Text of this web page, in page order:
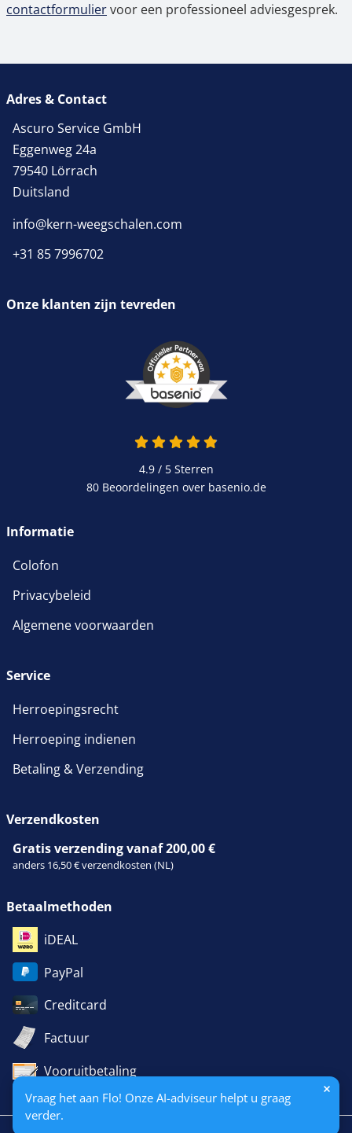
contactformuliervoor een professioneel adviesgesprek.
Vraag het aan Flo! Onze AI-adviseur helpt u graag
verder.
Adres & Contact
Ascuro Service GmbH
Eggenweg 24a
79540 Lörrach
Duitsland
info@kern-weegschalen.com
+31 85 7996702
Onze klanten zijn tevreden
4.9 van 5
4.9 / 5Sterren
80 Beoordelingen over basenio.de
Informatie
Colofon
Privacybeleid
Algemene voorwaarden
Service
Herroepingsrecht
Herroeping indienen
Betaling & Verzending
Verzendkosten
Gratis verzending vanaf 200,00 €
anders 16,50 € verzendkosten (NL)
Betaalmethoden
iDEAL
PayPal
Creditcard
Factuur
Vooruitbetaling